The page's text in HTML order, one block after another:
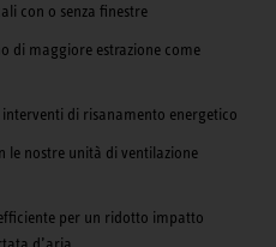
con o senza finestre
di maggiore estrazione come
di risanamento energetico
le nostre unità di ventilazione
per un ridotto impatto
d’aria